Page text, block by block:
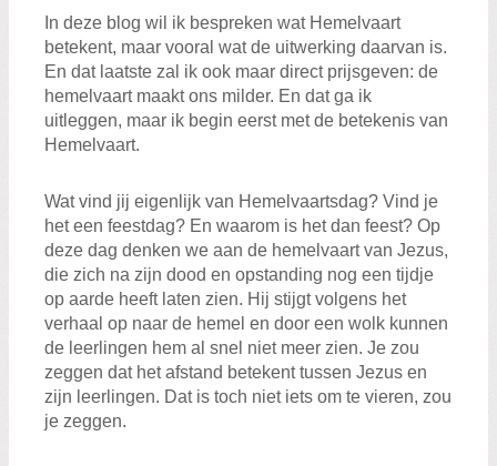
In deze blog wil ik bespreken wat Hemelvaart
betekent, maar vooral wat de uitwerking daarvan is.
En dat laatste zal ik ook maar direct prijsgeven: de
hemelvaart maakt ons milder. En dat ga ik
uitleggen, maar ik begin eerst met de betekenis van
Hemelvaart.
Wat vind jij eigenlijk van Hemelvaartsdag? Vind je
het een feestdag? En waarom is het dan feest? Op
deze dag denken we aan de hemelvaart van Jezus,
die zich na zijn dood en opstanding nog een tijdje
op aarde heeft laten zien. Hij stijgt volgens het
verhaal op naar de hemel en door een wolk kunnen
de leerlingen hem al snel niet meer zien. Je zou
zeggen dat het afstand betekent tussen Jezus en
zijn leerlingen. Dat is toch niet iets om te vieren, zou
je zeggen.